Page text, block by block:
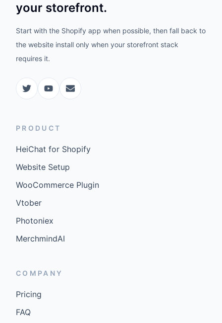
your storefront.
Start with the Shopify app when possible, then fall back to
the website install only when your storefront stack
requires it.
PRODUCT
HeiChat for Shopify
Website Setup
WooCommerce Plugin
Vtober
Photoniex
MerchmindAI
COMPANY
Pricing
FAQ